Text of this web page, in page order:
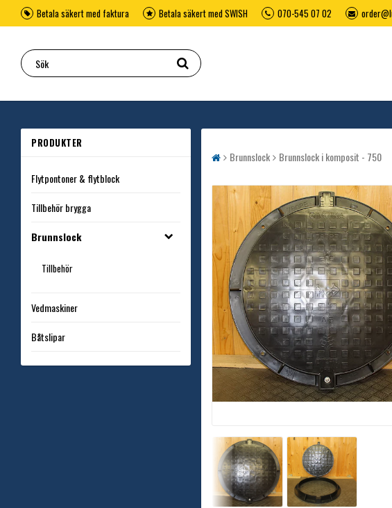
Betala säkert med faktura Betala säkert med SWISH 070-545 07 02
PRODUKTER
Flytpontoner & flytblock
Tillbehör brygga
Brunnslock
Tillbehör
Vedmaskiner
Båtslipar
Brunnslock Brunnslock i komposit - 750